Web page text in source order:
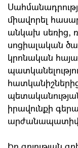
միավորել
անկախ սեռից,
սոցիալական
կրոնական
իրավունքի
արժանապատիվ